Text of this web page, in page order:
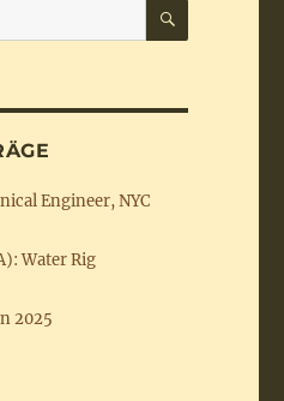
SUCHEN
Engineer, NYC
Water Rig
2025